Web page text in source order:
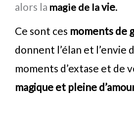
alors la magie de lavie.
Ce sont ces moments de
donnent l’élan et l’envie
moments d’extase et de
magique et pleine